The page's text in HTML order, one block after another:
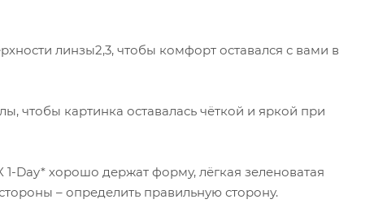
линзы2,3, чтобы комфорт оставался с вами в
чтобы картинка оставалась чёткой и яркой при
Day* хорошо держат форму, лёгкая зеленоватая
– определить правильную сторону.